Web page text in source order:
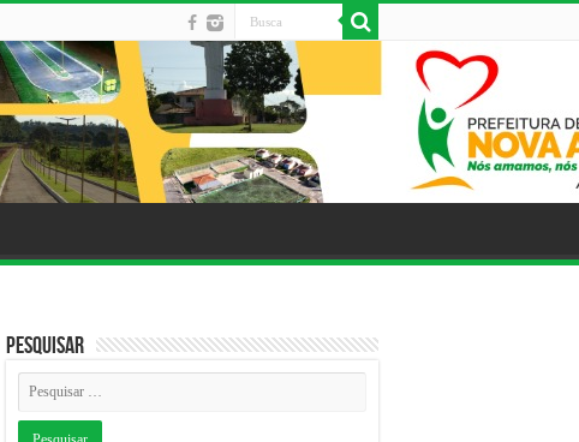
Pesquisar